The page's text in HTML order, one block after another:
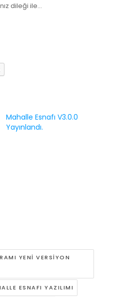
dileği ile…
Mahalle Esnafı V3.0.0
Yayınlandı.
YENI VERSIYON
ESNAFI YAZILIMI